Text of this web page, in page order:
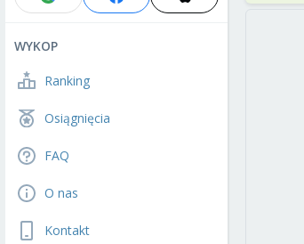
WYKOP
Ranking
Osiągnięcia
FAQ
O nas
Kontakt